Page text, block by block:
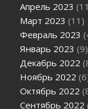
Апрель 2023
Март 2023 (11)
Февраль 2023
Январь 2023 (9)
Декабрь 2022
Ноябрь 2022
Октябрь 2022
Сентябрь 2022